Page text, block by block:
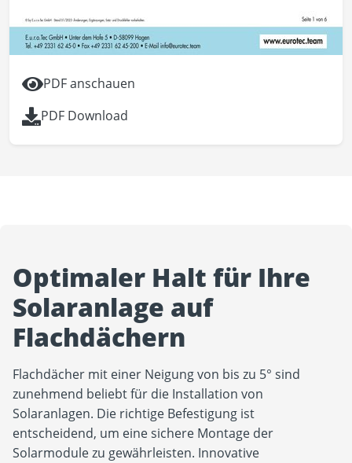
PDF anschauen
PDF Download
Optimaler Halt für Ihre
Solaranlage auf
Flachdächern
Flachdächer mit einer Neigung von bis zu 5° sind
zunehmend beliebt für die Installation von
Solaranlagen. Die richtige Befestigung ist
entscheidend, um eine sichere Montage der
Solarmodule zu gewährleisten. Innovative